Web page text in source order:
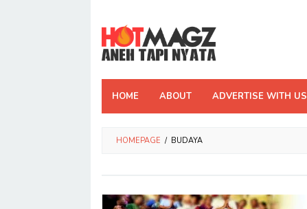
content
HOME ABOUT ADVERTISE WITH US
HOMEPAGE / BUDAYA